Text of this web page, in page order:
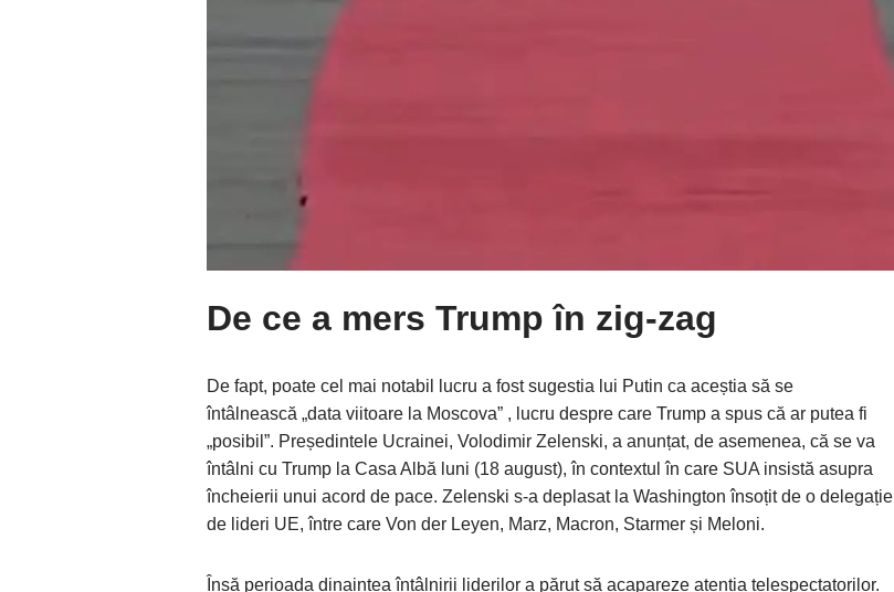
De ce a mers Trump în zig-zag
De fapt, poate cel mai notabil lucru a fost sugestia lui Putin ca aceștia să se
întâlnească „data viitoare la Moscova” , lucru despre care Trump a spus că ar putea fi
„posibil”. Președintele Ucrainei, Volodimir Zelenski, a anunțat, de asemenea, că se va
întâlni cu Trump la Casa Albă luni (18 august), în contextul în care SUA insistă asupra
încheierii unui acord de pace. Zelenski s-a deplasat la Washington însoțit de o delegație
de lideri UE, între care Von der Leyen, Marz, Macron, Starmer și Meloni.
Însă perioada dinaintea întâlnirii liderilor a părut să acapareze atenția telespectatorilor.